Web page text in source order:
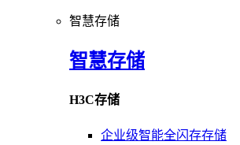
智慧存储
智慧存储
H3C存储
企业级智能全闪存存储